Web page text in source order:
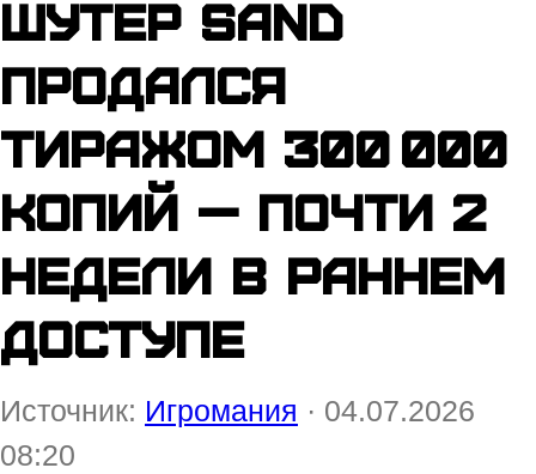
Шутер Sand
продался
тиражом 300 000
копий — почти 2
недели в раннем
доступе
Источник: Игромания · 04.07.2026
08:20